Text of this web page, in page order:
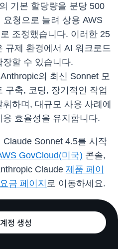
기본 할당량을 분당 500
요청으로 늘려 상용 AWS
조정했습니다. 이러한 25
규제 환경에서 AI 워크로드
할 수 있습니다.
의 최신 Sonnet 모
구축, 코딩, 장기적인 작업
하며, 대규모 사용 사례에
효율성을 유지합니다.
Sonnet 4.5를 시작
GovCloud(미국) 콘솔,
Claude 제품 페이
요금 페이지 로 이동하세요.
정 생성